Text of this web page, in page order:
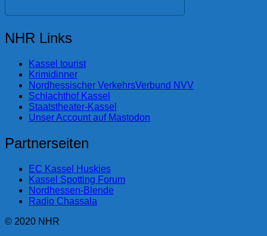
NHR Links
Kassel tourist
Krimidinner
Nordhessischer VerkehrsVerbund NVV
Schlachthof Kassel
Staatstheater-Kassel
Unser Account auf Mastodon
Partnerseiten
EC Kassel Huskies
Kassel Spotting Forum
Nordhessen-Blende
Radio Chassala
© 2020 NHR